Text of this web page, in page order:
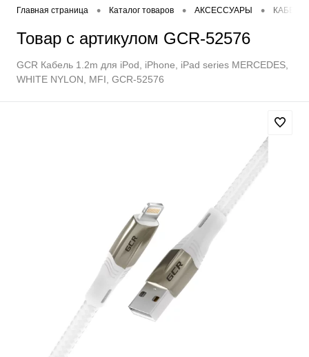
Главная страница • Каталог товаров • АКСЕССУАРЫ •
Товар с артикулом GCR-52576
GCR Кабель 1.2m для iPod, iPhone, iPad series MERCEDES,
WHITE NYLON, MFI, GCR-52576